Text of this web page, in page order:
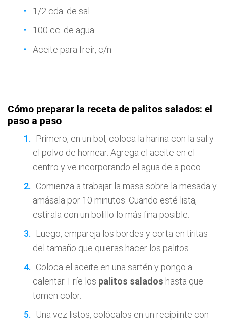
1/2 cda. de sal
100 cc. de agua
Aceite para freír, c/n
Cómo preparar la receta de palitos salados: el
paso a paso
Primero, en un bol, coloca la harina con la sal y
el polvo de hornear. Agrega el aceite en el
centro y ve incorporando el agua de a poco.
Comienza a trabajar la masa sobre la mesada y
amásala por 10 minutos. Cuando esté lista,
estírala con un bolillo lo más fina posible.
Luego, empareja los bordes y corta en tiritas
del tamaño que quieras hacer los palitos.
Coloca el aceite en una sartén y pongo a
calentar. Fríe los palitos salados hasta que
tomen color.
Una vez listos, colócalos en un recipìinte con